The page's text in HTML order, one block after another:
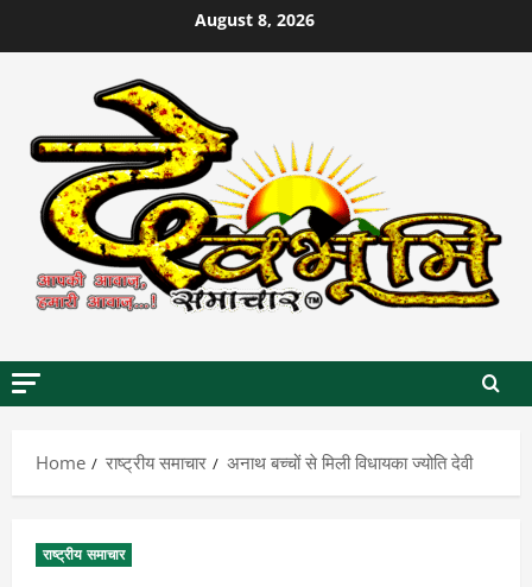
to
August 8, 2026
Home राष्ट्रीय समाचार अनाथ बच्चों से मिली विधायका ज्योति देवी
राष्ट्रीय समाचार